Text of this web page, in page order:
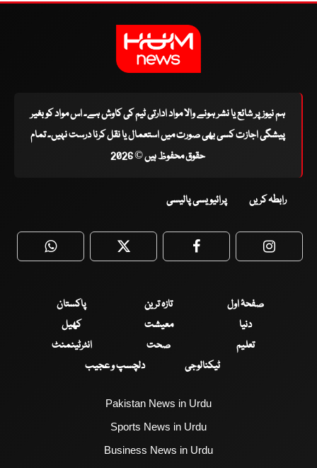
ہم نیوز پر شائع یا نشر ہونے والا مواد ادارتی ٹیم کی کاوش ہے۔ اس مواد کو بغیر
پیشگی اجازت کسی بھی صورت میں استعمال یا نقل کرنا درست نہیں۔ تمام
حقوق محفوظ ہیں © 2026
رابطہ کریں پرائیویسی پالیسی
WhatsApp Twitter Facebook
صفحۂ اول تازہ ترین
پاکستان
دنیا
معیشت
کھیل
تعلیم
صحت
انٹرٹینمنٹ
ٹیکنالوجی
دلچسپ و عجیب
Pakistan News in Urdu
Sports News in Urdu
Business News in Urdu